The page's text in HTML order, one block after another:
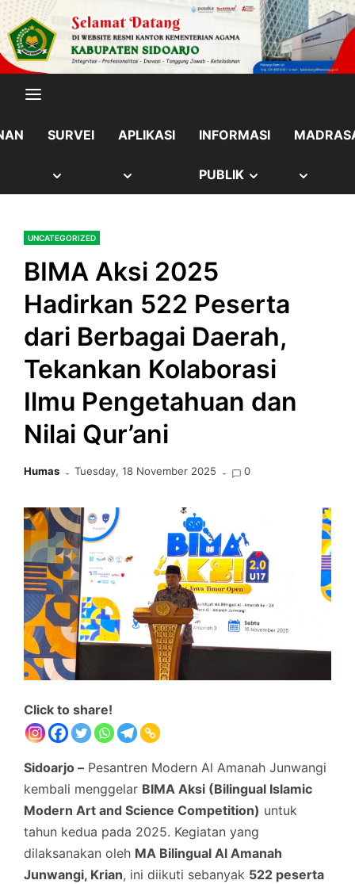
content
Skip
to
content
SURVEI APLIKASI INFORMASI
PUBLIK SHOW
UNCATEGORIZED
BIMA Aksi 2025
Hadirkan 522 Peserta
dari Berbagai Daerah,
Tekankan Kolaborasi
Ilmu Pengetahuan dan
Nilai Qur’ani
Humas Tuesday, 18 November 2025 0
Click to share!
Sidoarjo – Pesantren Modern Al Amanah Junwangi
kembali menggelar BIMA Aksi (Bilingual Islamic
Modern Art and Science Competition) untuk
tahun kedua pada 2025. Kegiatan yang
dilaksanakan oleh MA Bilingual Al Amanah
Junwangi, Krian, ini diikuti sebanyak 522 peserta